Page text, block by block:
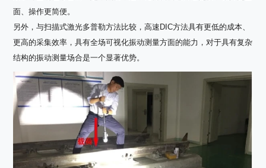
面、操作更简便。
另外，与扫描式激光多普勒方法比较，高速DIC方法具有更低的成本、
更高的采集效率，具有全场可视化振动测量方面的能力，对于具有复杂
结构的振动测量场合是一个显著优势。